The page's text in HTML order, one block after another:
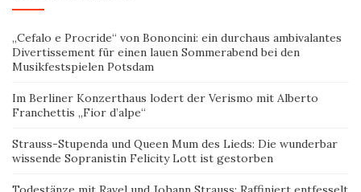
„Cefalo e Procride“ von Bononcini: ein durchaus ambivalantes
Divertissement für einen lauen Sommerabend bei den
Musikfestspielen Potsdam
Im Berliner Konzerthaus lodert der Verismo mit Alberto
Franchettis „Fior d’alpe“
Strauss-Stupenda und Queen Mum des Lieds: Die wunderbar
wissende Sopranistin Felicity Lott ist gestorben